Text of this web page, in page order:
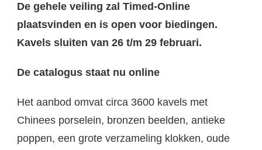
De gehele veiling zal Timed-Online
plaatsvinden en is open voor biedingen.
Kavels sluiten van 26 t/m 29 februari.
De catalogus staat nu online
Het aanbod omvat circa 3600 kavels met
Chinees porselein, bronzen beelden, antieke
poppen, een grote verzameling klokken, oude